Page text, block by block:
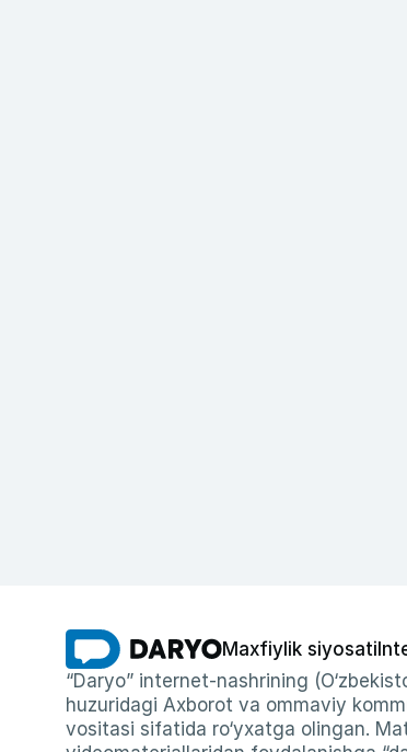
Maxfiylik siyosati
“Daryo” internet-nashrining
huzuridagi Axborot va ommaviy
vositasi sifatida ro‘yxatga olingan.